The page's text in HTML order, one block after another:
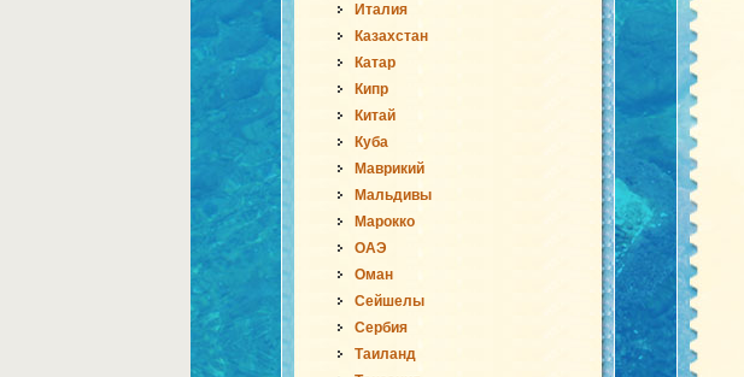
Италия
Казахстан
Катар
Кипр
Китай
Куба
Маврикий
Мальдивы
Марокко
ОАЭ
Оман
Сейшелы
Сербия
Таиланд